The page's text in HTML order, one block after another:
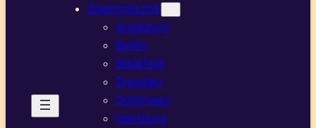
Stammtische
Augsburg
Berlin
Bielefeld
Dresden
Göttingen
Hamburg